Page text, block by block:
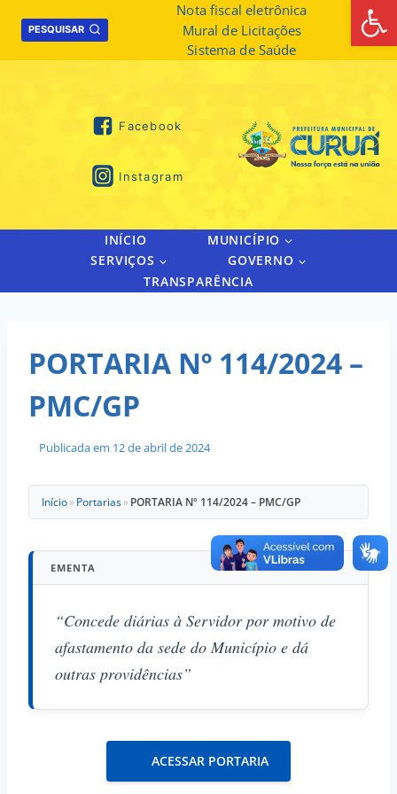
PESQUISAR
Nota fiscal eletrônica
Mural de Licitações
Sistema de Saúde
Facebook
Instagram
INÍCIO
MUNICÍPIO
SERVIÇOS
GOVERNO
TRANSPARÊNCIA
PORTARIA Nº 114/2024 –
PMC/GP
Publicada em 12 de abril de 2024
Início» Portarias» PORTARIA Nº 114/2024 – PMC/GP
EMENTA
“Concede diárias à Servidor por motivo de
afastamento da sede do Município e dá
outras providências”
ACESSAR PORTARIA